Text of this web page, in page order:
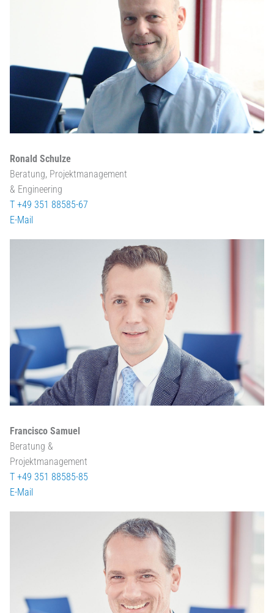
Ronald Schulze
Beratung, Projektmanagement
& Engineering
T +49 351 88585-67
E-Mail
Francisco Samuel
Beratung &
Projektmanagement
T +49 351 88585-85
E-Mail